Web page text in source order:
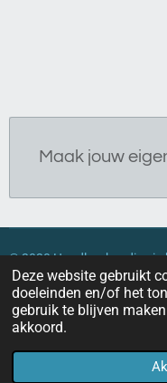
Deze website gebruikt
doeleinden en/of het
gebruik te blijven
akkoord.
Maak jouw
© 2020 Handleeskundige
rechten voorbehouden.
worden verveelvoudigd,
zonder de voorafgaande